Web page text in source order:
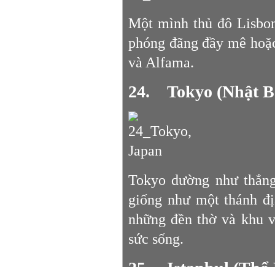
Một mình thủ đô
phóng đãng đầy mê
và Alfama.
24. Tokyo (Nhật
Tokyo dường như
giống như một thánh
những đền thờ và khu
sức sống.